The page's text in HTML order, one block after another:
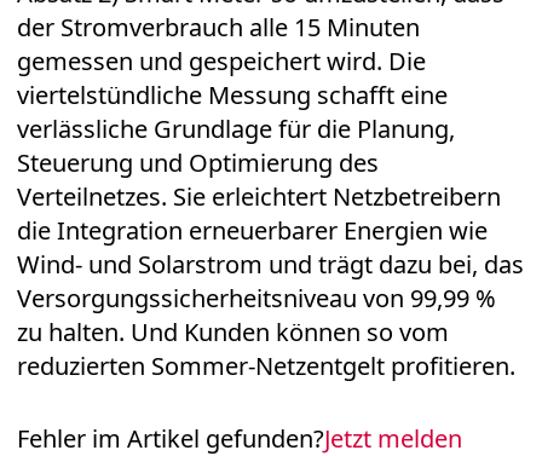
der Stromverbrauch alle 15 Minuten
gemessen und gespeichert wird. Die
viertelstündliche Messung schafft eine
verlässliche Grundlage für die Planung,
Steuerung und Optimierung des
Verteilnetzes. Sie erleichtert Netzbetreibern
die Integration erneuerbarer Energien wie
Wind- und Solarstrom und trägt dazu bei, das
Versorgungssicherheitsniveau von 99,99 %
zu halten. Und Kunden können so vom
reduzierten Sommer-Netzentgelt profitieren.
Fehler im Artikel gefunden?Jetzt melden